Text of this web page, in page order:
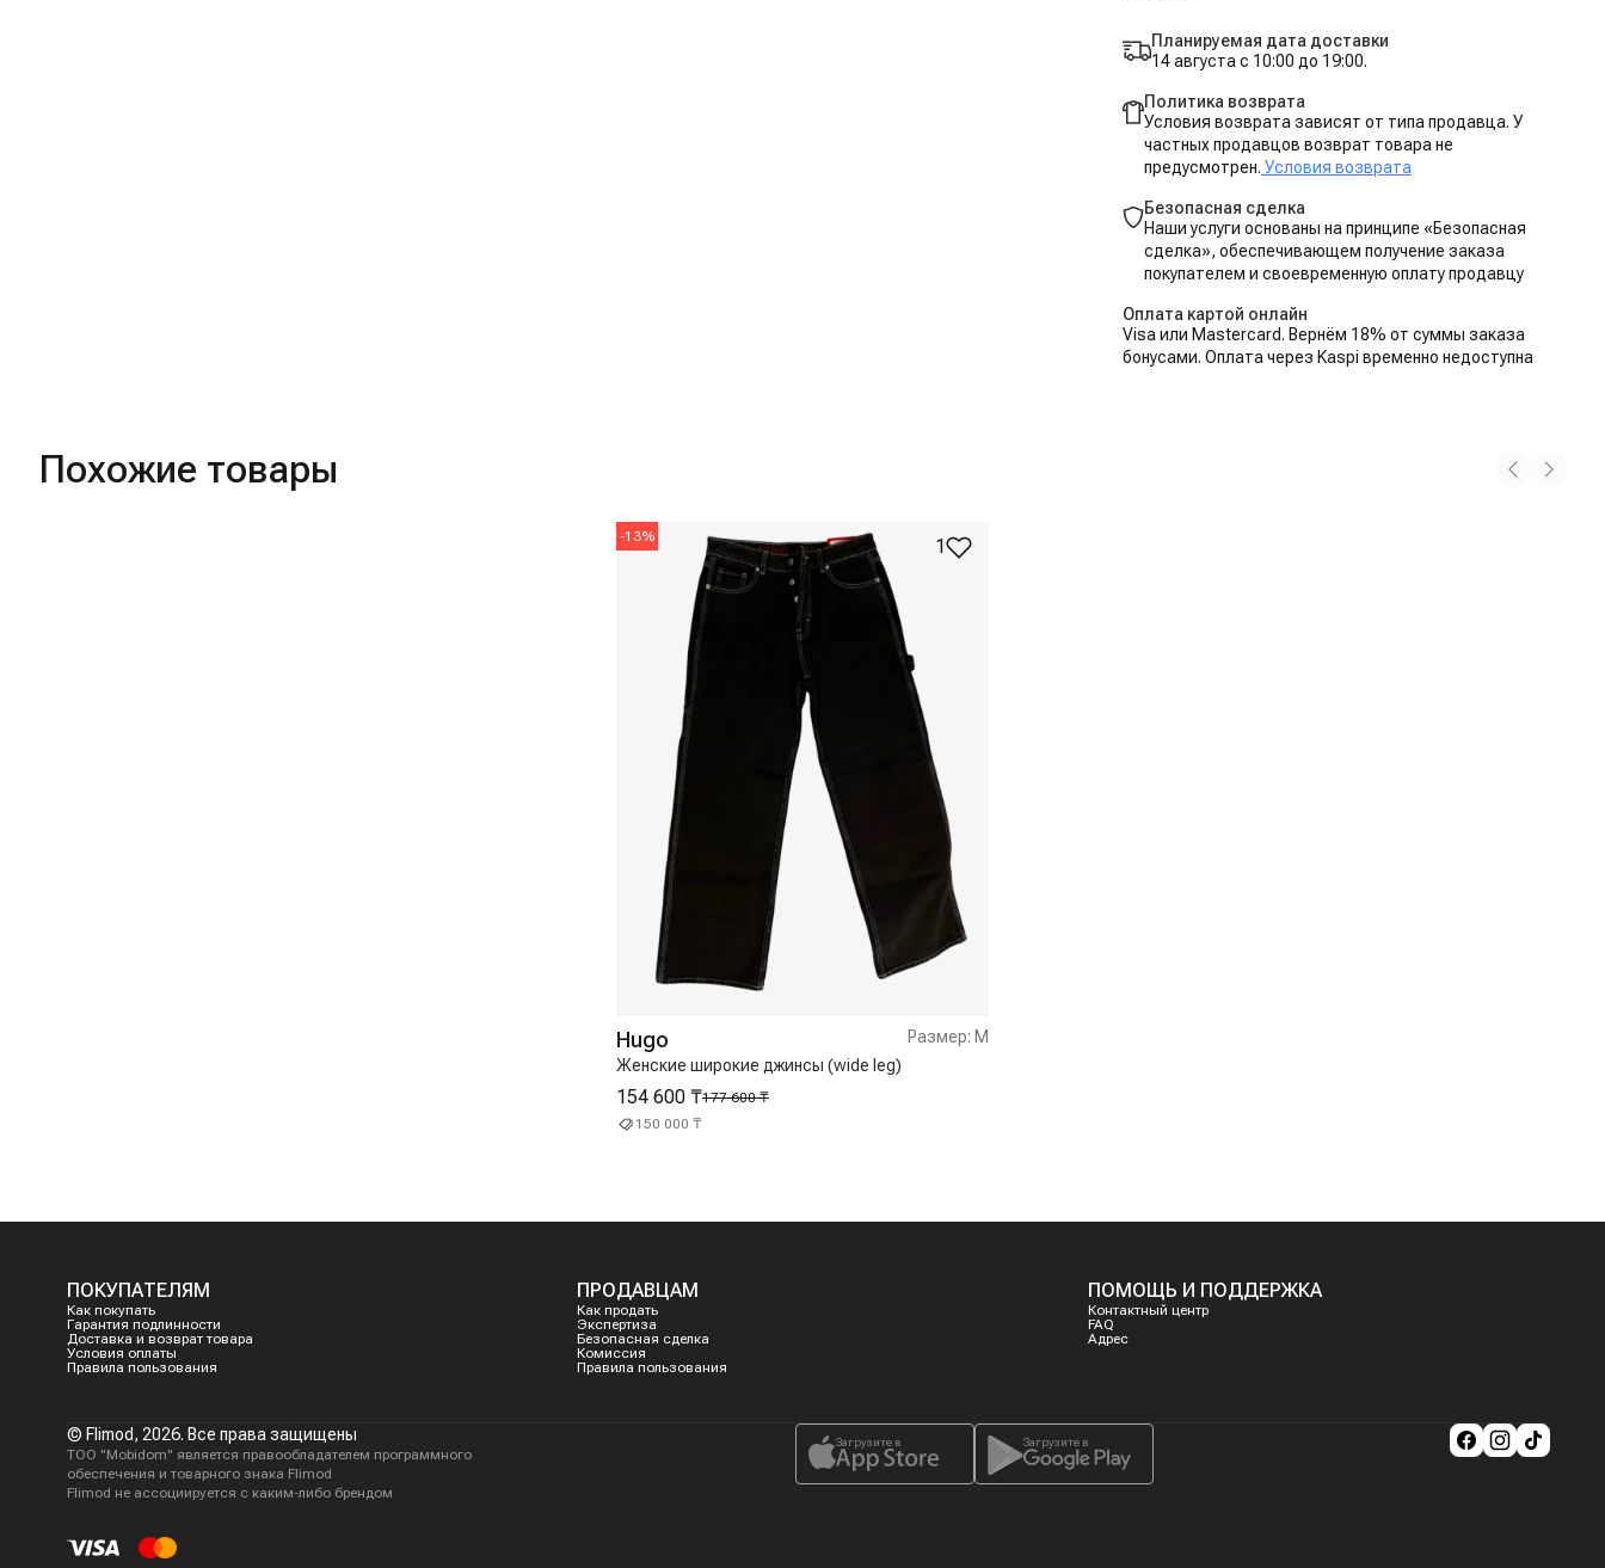
Планируемая дата доставки
14 августа с 10:00 до 19:00.
Политика возврата
Условия возврата зависят от типа продавца. У
частных продавцов возврат товара не
предусмотрен. Условия возврата
Безопасная сделка
Наши услуги основаны на принципе «Безопасная
сделка», обеспечивающем получение заказа
покупателем и своевременную оплату продавцу
Оплата картой онлайн
Visa или Mastercard. Вернём 18% от суммы заказа
бонусами. Оплата через Kaspi временно недоступна
Похожие товары
-13% 1
Hugo
Женские широкие джинсы (wide leg)
Размер: M
177 600 ₸
154 600 ₸
150 000 ₸
ПОКУПАТЕЛЯМ
Как покупать
Гарантия подлинности
Доставка и возврат товара
Условия оплаты
Правила пользования
ПРОДАВЦАМ
Как продать
Экспертиза
Безопасная сделка
Комиссия
Правила пользования
ПОМОЩЬ И ПОДДЕРЖКА
Контактный центр
FAQ
Адрес
© Flimod, 2026. Все права защищены
ТОО "Mobidom" является правообладателем программного
обеспечения и товарного знака Flimod
Flimod не ассоциируется с каким-либо брендом
Загрузите в Загрузите в